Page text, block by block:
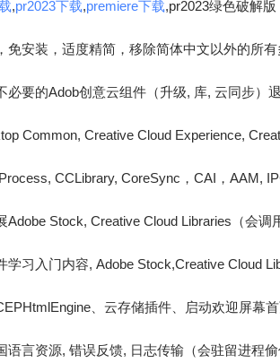
,pr2023下载,premiere下载,pr2023绿色破解版
免安装，适度精简，移除简体中文以外的所
必要的Adob创意云组件（升级, 库, 云同步）
Common, Creative Cloud Experience,
CCLibrary, CoreSync，CAI，AAM,
Adobe Stock, Creative Cloud Libraries（会调
学习入门内容, Adobe Stock,Creative Cloud
、云存储插件、启动欢迎屏幕
语言资源, 错误反馈, 日志传输（会驻留进程